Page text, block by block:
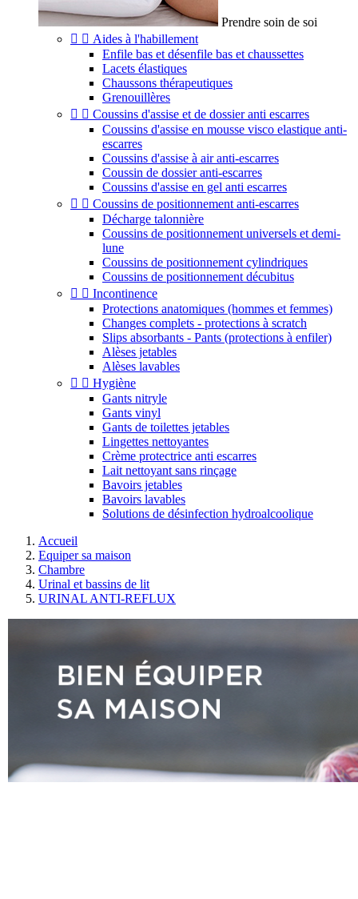
Prendre soin de soi
  Aides à l'habillement
Enfile bas et désenfile bas et chaussettes
Lacets élastiques
Chaussons thérapeutiques
Grenouillères
  Coussins d'assise et de dossier anti escarres
Coussins d'assise en mousse visco elastique anti-
escarres
Coussins d'assise à air anti-escarres
Coussin de dossier anti-escarres
Coussins d'assise en gel anti escarres
  Coussins de positionnement anti-escarres
Décharge talonnière
Coussins de positionnement universels et demi-
lune
Coussins de positionnement cylindriques
Coussins de positionnement décubitus
  Incontinence
Protections anatomiques (hommes et femmes)
Changes complets - protections à scratch
Slips absorbants - Pants (protections à enfiler)
Alèses jetables
Alèses lavables
  Hygiène
Gants nitryle
Gants vinyl
Gants de toilettes jetables
Lingettes nettoyantes
Crème protectrice anti escarres
Lait nettoyant sans rinçage
Bavoirs jetables
Bavoirs lavables
Solutions de désinfection hydroalcoolique
Accueil
Equiper sa maison
Chambre
Urinal et bassins de lit
URINAL ANTI-REFLUX